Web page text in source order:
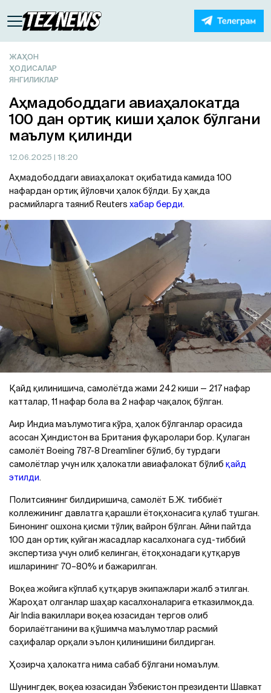
ЖАҲОН
ҲОДИСАЛАР
ЯНГИЛИКЛАР
Аҳмадободдаги авиаҳалокатда
100 дан ортиқ киши ҳалок бўлгани
маълум қилинди
12.06.2025 | 18:20
Аҳмадободдаги авиаҳалокат оқибатида камида 100
нафардан ортиқ йўловчи ҳалок бўлди. Бу ҳақда
расмийларга таяниб Reuters хабар берди.
Қайд қилинишича, самолётда жами 242 киши — 217 нафар
катталар, 11 нафар бола ва 2 нафар чақалоқ бўлган.
Аир Индиа маълумотига кўра, ҳалок бўлганлар орасида
асосан Ҳиндистон ва Британия фуқаролари бор. Қулаган
самолёт Boeing 787-8 Dreamliner бўлиб, бу турдаги
самолётлар учун илк ҳалокатли авиафалокат бўлиб қайд
этилди.
Политсиянинг билдиришича, самолёт Б.Ж. тиббиёт
коллежининг давлатга қарашли ётоқхонасига қулаб тушган.
Бинонинг ошхона қисми тўлиқ вайрон бўлган. Айни пайтда
100 дан ортиқ куйган жасадлар касалхонага суд-тиббий
экспертиза учун олиб келинган, ётоқхонадаги қутқарув
ишларининг 70–80% и бажарилган.
Воқеа жойига кўплаб қутқарув экипажлари жалб этилган.
Жароҳат олганлар шаҳар касалхоналарига етказилмоқда.
Air India вакиллари воқеа юзасидан тергов олиб
борилаётганини ва қўшимча маълумотлар расмий
саҳифалар орқали эълон қилинишини билдирган.
Ҳозирча ҳалокатга нима сабаб бўлгани номаълум.
Шунингдек, воқеа юзасидан Ўзбекистон президенти Шавкат